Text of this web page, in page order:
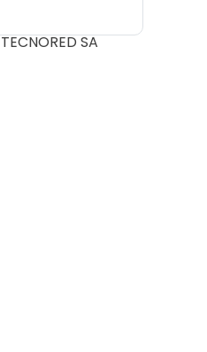
TECNORED SA